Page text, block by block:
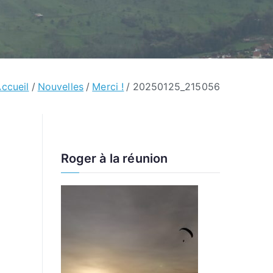
Nouvelles Merci ! 20250125_215056
Roger à la réunion